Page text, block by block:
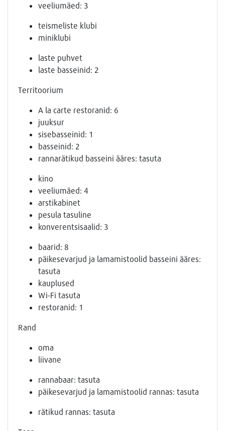
veeliumäed: 3
teismeliste klubi
miniklubi
laste puhvet
laste basseinid: 2
Territoorium
A la carte restoranid: 6
juuksur
sisebasseinid: 1
basseinid: 2
rannarätikud basseini ääres: tasuta
kino
veeliumäed: 4
arstikabinet
pesula tasuline
konverentsisaalid: 3
baarid: 8
päikesevarjud ja lamamistoolid basseini ääres:
tasuta
kauplused
Wi-Fi tasuta
restoranid: 1
Rand
oma
liivane
rannabaar: tasuta
päikesevarjud ja lamamistoolid rannas: tasuta
rätikud rannas: tasuta